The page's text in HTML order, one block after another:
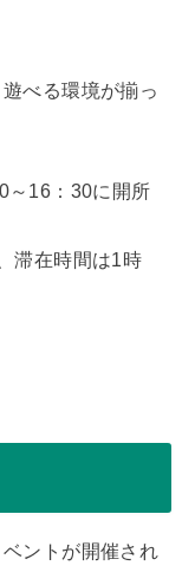
べる環境が揃っ
～16：30に開所
滞在時間は1時
ントが開催され